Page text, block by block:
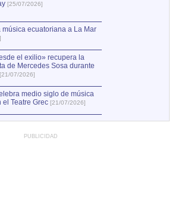
[25/07/2026]
ecuatoriana a La Mar
el exilio» recupera la
de Mercedes Sosa durante
[21/07/2026]
medio siglo de música
Teatre Grec [21/07/2026]
PUBLICIDAD